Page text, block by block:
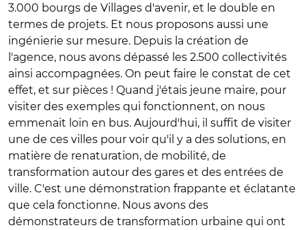
3.000 bourgs de Villages d'avenir, et le double en
termes de projets. Et nous proposons aussi une
ingénierie sur mesure. Depuis la création de
l'agence, nous avons dépassé les 2.500 collectivités
ainsi accompagnées. On peut faire le constat de cet
effet, et sur pièces ! Quand j'étais jeune maire, pour
visiter des exemples qui fonctionnent, on nous
emmenait loin en bus. Aujourd'hui, il suffit de visiter
une de ces villes pour voir qu'il y a des solutions, en
matière de renaturation, de mobilité, de
transformation autour des gares et des entrées de
ville. C'est une démonstration frappante et éclatante
que cela fonctionne. Nous avons des
démonstrateurs de transformation urbaine qui ont